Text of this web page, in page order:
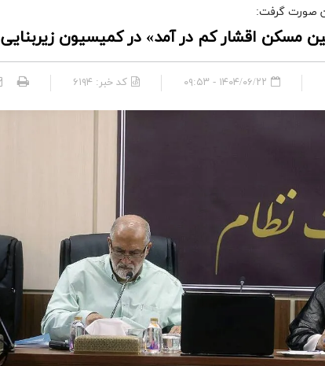
صورت گرفت:
مسکن اقشار کم در آمد» در کمیسیون زیربنایی
۱۴۰۴/۰۶/۲۲ - ۰۹:۵۳ کد خبر:۶۱۹۴